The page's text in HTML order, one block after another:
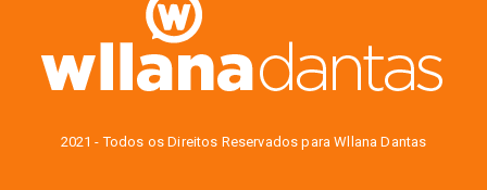
2021 - Todos os Direitos Reservados para Wllana Dantas